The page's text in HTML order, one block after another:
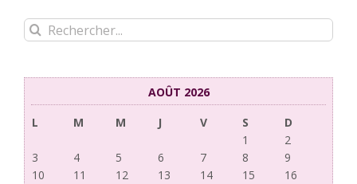
Rechercher:
AOÛT 2026
L
M M J V S
D
1
2
3
4 5 6 7 8
9
10
11 12 13 14 15
16